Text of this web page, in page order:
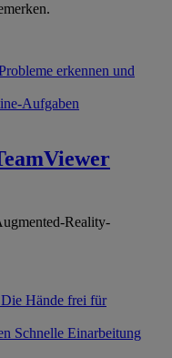
erkennen und
Aufgaben
Reality-
Die Hände frei für
Schnelle Einarbeitung